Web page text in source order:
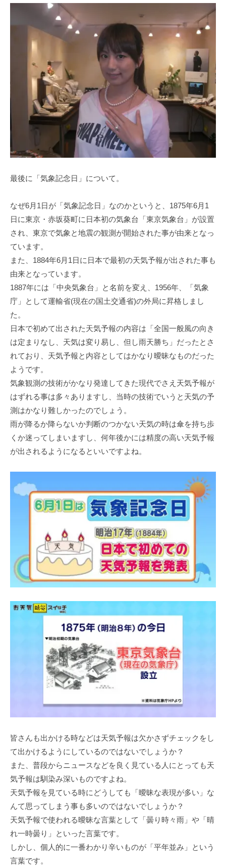
最後に「気象記念日」について。
なぜ6月1日が「気象記念日」なのかというと、1875年6月1
日に東京・赤坂葵町に日本初の気象台「東京気象台」が設置
され、東京で気象と地震の観測が開始された事が由来となっ
ています。
また、1884年6月1日に日本で最初の天気予報が出された事も
由来となっています。
1887年には「中央気象台」と名前を変え、1956年、「気象
庁」として運輸省(現在の国土交通省)の外局に昇格しまし
た。
日本で初めて出された天気予報の内容は「全国一般風の向き
は定まりなし、天気は変り易し、但し雨天勝ち」だったとさ
れており、天気予報と内容としてはかなり曖昧なものだった
ようです。
気象観測の技術がかなり発達してきた現代でさえ天気予報が
はずれる事は多々ありますし、当時の技術でいうと天気の予
測はかなり難しかったのでしょう。
雨が降るか降らないか判断のつかない天気の時は傘を持ち歩
くか迷ってしまいますし、何年後かには精度の高い天気予報
が出されるようになるといいですよね。
皆さんも出かける時などは天気予報は欠かさずチェックをし
て出かけるようにしているのではないでしょうか？
また、普段からニュースなどを良く見ている人にとっても天
気予報は馴染み深いものですよね。
天気予報を見ている時にどうしても「曖昧な表現が多い」な
んて思ってしまう事も多いのではないでしょうか？
天気予報で使われる曖昧な言葉として「曇り時々雨」や「晴
れ一時曇り」といった言葉です。
しかし、個人的に一番わかり辛いものが「平年並み」という
言葉です。